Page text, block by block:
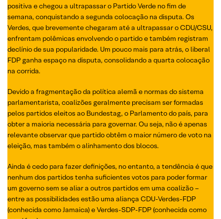
positiva e chegou a ultrapassar o Partido Verde no fim de
semana, conquistando a segunda colocação na disputa. Os
Verdes, que brevemente chegaram até a ultrapassar o CDU/CSU,
enfrentam polêmicas envolvendo o partido e também registram
declínio de sua popularidade. Um pouco mais para atrás, o liberal
FDP ganha espaço na disputa, consolidando a quarta colocação
na corrida.
Devido a fragmentação da política alemã e normas do sistema
parlamentarista, coalizões geralmente precisam ser formadas
pelos partidos eleitos ao Bundestag, o Parlamento do país, para
obter a maioria necessária para governar. Ou seja, não é apenas
relevante observar que partido obtêm o maior número de voto na
eleição, mas também o alinhamento dos blocos.
Ainda é cedo para fazer definições, no entanto, a tendência é que
nenhum dos partidos tenha suficientes votos para poder formar
um governo sem se aliar a outros partidos em uma coalizão –
entre as possibilidades estão uma aliança CDU-Verdes-FDP
(conhecida como Jamaica) e Verdes-SDP-FDP (conhecida como